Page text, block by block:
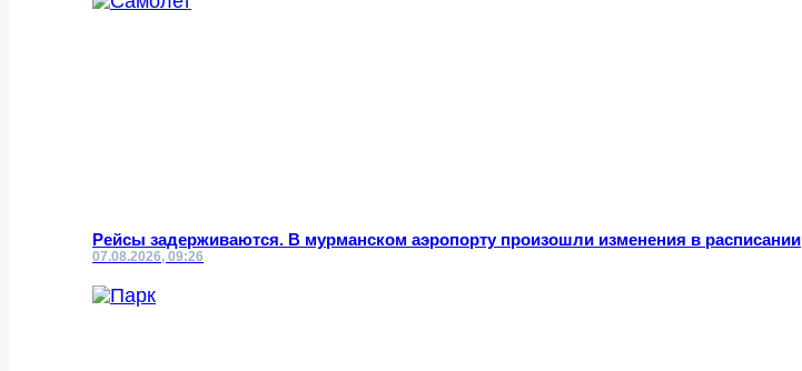
Рейсы задерживаются. В мурманском аэропорту произошли изменения в расписании
07.08.2026, 09:26